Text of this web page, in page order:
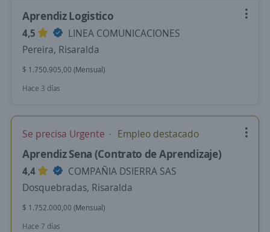
Aprendiz Logistico
4,5
LINEA COMUNICACIONES
Pereira, Risaralda
$ 1.750.905,00 (Mensual)
Hace 3 días
Se precisa Urgente Empleo destacado
Aprendiz Sena (Contrato de Aprendizaje)
4,4
COMPAÑIA DSIERRA SAS
Dosquebradas, Risaralda
$ 1.752.000,00 (Mensual)
Hace 7 días